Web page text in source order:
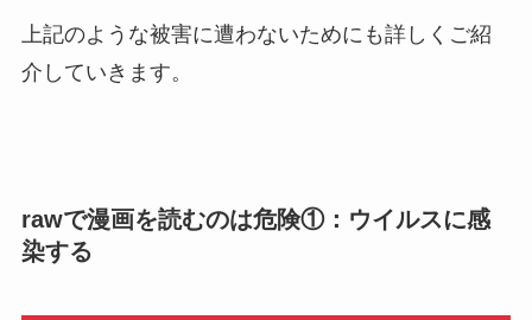
上記のような被害に遭わないためにも詳しくご紹
介していきます。
rawで漫画を読むのは危険①：ウイルスに感
染する